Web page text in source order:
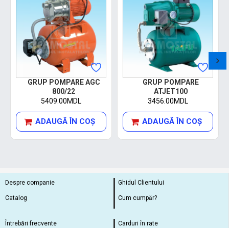
GRUP POMPARE AGC
800/22
5409.00MDL
ADAUGĂ ÎN COŞ
GRUP POMPARE
ATJET100
3456.00MDL
ADAUGĂ ÎN COŞ
Despre companie
Catalog
Ghidul Clientului
Cum cumpăr?
Întrebări frecvente Carduri în rate